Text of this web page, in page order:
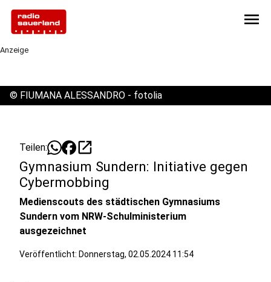
menu
Anzeige
© FIUMANA ALESSANDRO - fotolia
Teilen: open_in_new
Gymnasium Sundern: Initiative gegen
Cybermobbing
Medienscouts des städtischen Gymnasiums
Sundern vom NRW-Schulministerium
ausgezeichnet
Veröffentlicht: Donnerstag, 02.05.2024 11:54